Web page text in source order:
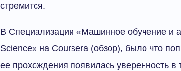
стремится.
В Специализации «Машинное обучение и
Science» на Coursera (обзор), было что
ее прохождения появилась уверенность в